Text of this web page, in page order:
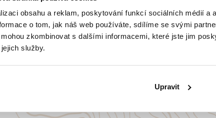
obsahu a reklam, poskytování funkcí sociálních médií
o tom, jak náš web používáte, sdílíme se svými
zkombinovat s dalšími informacemi, které jste jim
služby.
Upravit
Anglie Belgie Francie
přímo majitele?